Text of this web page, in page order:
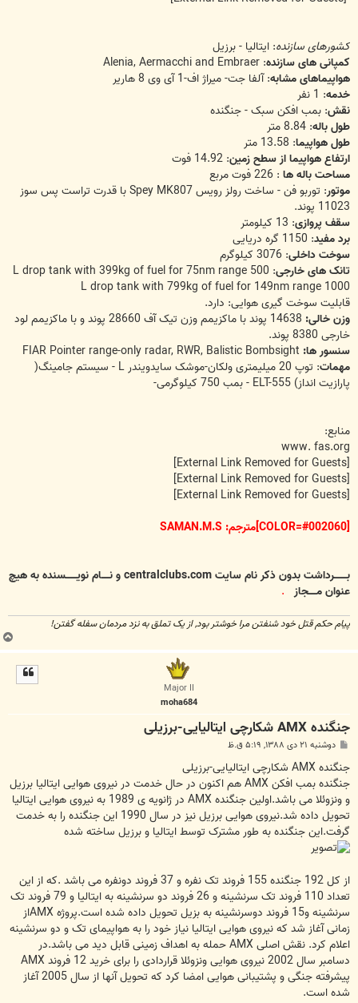
کشورهای سازنده: ایتالیا - برزیل
کمپانی های سازنده: Alenia, Aermacchi and Embraer
هواپیماهای مشابه: آلفا جت- میراژ اف-1 آی وی 8 هاریر
خدمه: 1 نفر
نقش: بمب افکن سبک - جنگنده
طول باله: 8.84 متر
طول هواپیما: 13.58 متر
ارتفاع هواپیما از سطح زمین: 14.92 فوت
مساحت باله ها : 226 فوت مربع
موتور
: توربو فن - ساخت رولز رویس Spey MK807 با قدرت تراست پس سوز
11023 پوند.
سقف پروازی: 13 کیلومتر
برد مفید: 1150 گره دریایی
سوخت داخلی: 3076 کیلوگرم
تانک های خارجی: 500 L drop tank with 399kg of fuel for 75nm range
1000 L drop tank with 799kg of fuel for 149nm range
قابلیت سوخت گیری هوایی: دارد.
وزن خالی:
14638 پوند با ماکزیمم وزن تیک آف 28660 پوند و با ماکزیمم لود
خارجی 8380 پوند.
سنسور ها:
مهمات
: توپ 20 میلیمتری ولکان-موشک سایدویندر L - سیستم جامینگ(
پارازیت انداز) ELT-555 - بمب 750 کیلوگرمی-
منابع:
www. fas.org
[External Link Removed for Guests]
[External Link Removed for Guests]
[External Link Removed for Guests]
[COLOR=#002060]مترجم: SAMAN.M.S
بــــــــرداشت بدون ذکر نام سایت centralclubs.com و نـــــام نویـــــــسنده به هیچ
عنوان مـــــجاز .
پیام حکم قتل خود شنفتن مرا خوشتر بود, از یک تملق به نزد مردمان سفله گفتن!
Major II
moha684
جنگنده AMX شکارچی ایتالیایی-برزیلی
ت
دوشنبه ۲۱ دی ۱۳۸۸, ۵:۱۹ ق.ظ
جنگنده AMX شکارچی ایتالیایی-برزیلی
جنگنده بمب افکن AMX هم اکنون در حال خدمت در نیروی هوایی ایتالیا برزیل
و ونزوئلا می باشد.اولین جنگنده AMX در ژانویه ی 1989 به نیروی هوایی ایتالیا
تحویل داده شد.نیروی هوایی برزیل نیز در سال 1990 این جنگنده را به خدمت
گرفت.این جنگنده به طور مشترک توسط ایتالیا و برزیل ساخته شده
از کل 192 جنگنده 155 فروند تک نفره و 37 فروند دونفره می باشد .که از این
تعداد 110 فروند تک سرنشینه و 26 فروند دو سرنشینه به ایتالیا و 79 فروند تک
سرنشینه و15 فروند دوسرنشینه به بزیل تحویل داده شده است.پروژه AMXاز
زمانی آغاز شد که نیروی هوایی ایتالیا نیاز خود را به هواپیمای تک و دو سرنشینه
اعلام کرد. نقش اصلی AMX حمله به اهداف زمینی قابل دید می باشد.در
دسامبر سال 2002 نیروی هوایی ونزوئلا قراردادی را برای خرید 12 فروند AMX
پیشرفته جنگی و پشتیبانی هوایی امضا کرد که تحویل آنها از سال 2005 آغاز
شده است.